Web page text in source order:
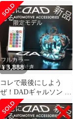
プレート 青く光るLED
¥3,888
コレで最後にしよう
ぜ！DADギャルソン 16
色フルカラー遠隔操作
リモコン付き